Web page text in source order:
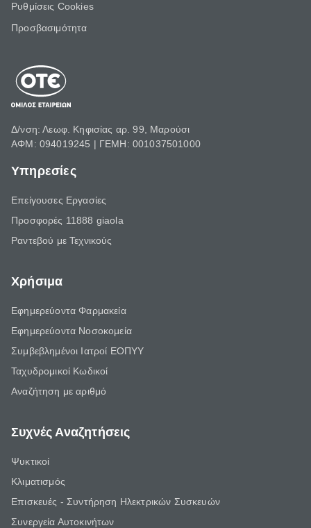
Ρυθμίσεις Cookies
Προσβασιμότητα
Δ/νση: Λεωφ. Κηφισίας αρ. 99, Μαρούσι
ΑΦΜ: 094019245 | ΓΕΜΗ: 001037501000
Υπηρεσίες
Επείγουσες Εργασίες
Προσφορές 11888 giaola
Ραντεβού με Τεχνικούς
Χρήσιμα
Εφημερεύοντα Φαρμακεία
Εφημερεύοντα Νοσοκομεία
Συμβεβλημένοι Ιατροί ΕΟΠΥΥ
Ταχυδρομικοί Κωδικοί
Αναζήτηση με αριθμό
Συχνές Αναζητήσεις
Ψυκτικοί
Κλιματισμός
Επισκευές - Συντήρηση Ηλεκτρικών Συσκευών
Συνεργεία Αυτοκινήτων